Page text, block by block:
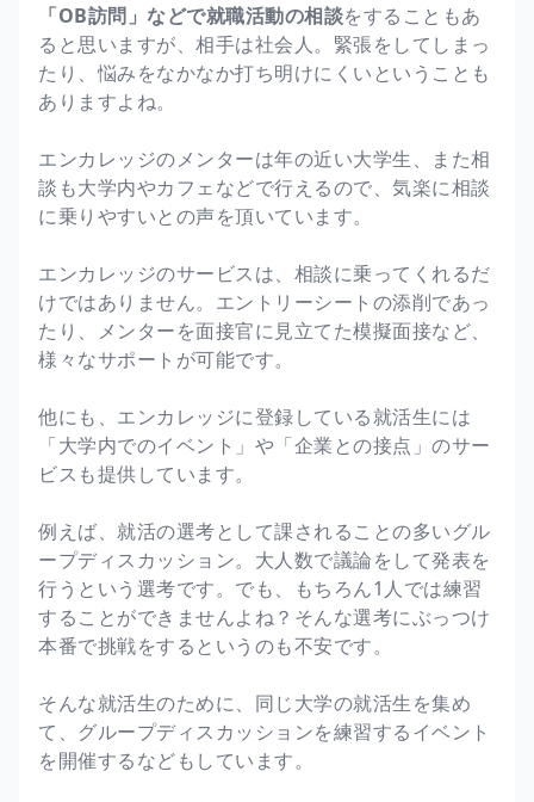
「OB訪問」などで就職活動の相談をすることもあ
ると思いますが、相手は社会人。緊張をしてしまっ
たり、悩みをなかなか打ち明けにくいということも
ありますよね。
エンカレッジのメンターは年の近い大学生、また相
談も大学内やカフェなどで行えるので、気楽に相談
に乗りやすいとの声を頂いています。
エンカレッジのサービスは、相談に乗ってくれるだ
けではありません。エントリーシートの添削であっ
たり、メンターを面接官に見立てた模擬面接など、
様々なサポートが可能です。
他にも、エンカレッジに登録している就活生には
「大学内でのイベント」や「企業との接点」のサー
ビスも提供しています。
例えば、就活の選考として課されることの多いグル
ープディスカッション。大人数で議論をして発表を
行うという選考です。でも、もちろん1人では練習
することができませんよね？そんな選考にぶっつけ
本番で挑戦をするというのも不安です。
そんな就活生のために、同じ大学の就活生を集め
て、グループディスカッションを練習するイベント
を開催するなどもしています。